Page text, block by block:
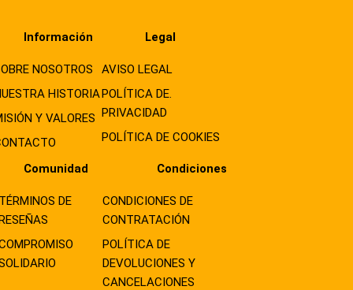
Información Legal
NOSOTROS
HISTORIA
Y VALORES
AVISO LEGAL
POLÍTICA DE.
PRIVACIDAD
POLÍTICA DE COOKIES
Comunidad Condiciones
DE
CONDICIONES DE
CONTRATACIÓN
POLÍTICA DE
DEVOLUCIONES Y
CANCELACIONES